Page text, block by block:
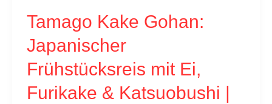
Tamago Kake Gohan:
Japanischer
Frühstücksreis mit Ei,
Furikake & Katsuobushi |